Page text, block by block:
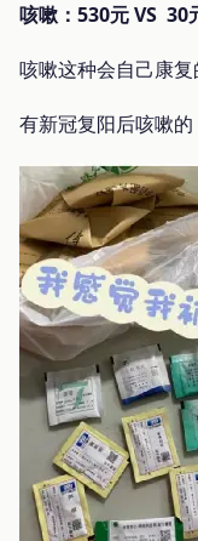
咳嗽：530元 VS 30
咳嗽这种会自己康复
有新冠复阳后咳嗽的